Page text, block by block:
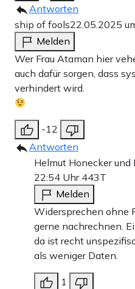
Antworten
ship of fools22.05.2025
Melden
Wer Frau Ataman hier
auch dafür sorgen, dass
verhindert wird.
-12
Antworten
Helmut Honecker und
22:54 Uhr 443T
Melden
Widersprechen ohne
gerne nachrechnen.
da ist recht
als weniger Daten.
1